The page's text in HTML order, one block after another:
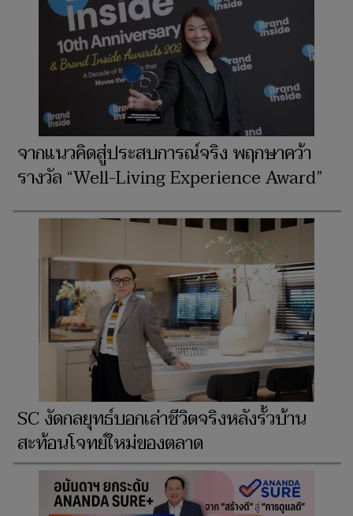
จากแนวคิดสู่ประสบการณ์จริง พฤกษาคว้า
รางวัล “Well-Living Experience Award”
SC งัดกลยุทธ์บอกเล่าชีวิตจริงหลังรั้วบ้าน
สะท้อนโจทย์ใหม่ของตลาด